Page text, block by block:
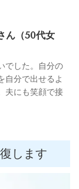
ん（50代女
でした。自分の
自分で出せるよ
夫にも笑顔で接
します